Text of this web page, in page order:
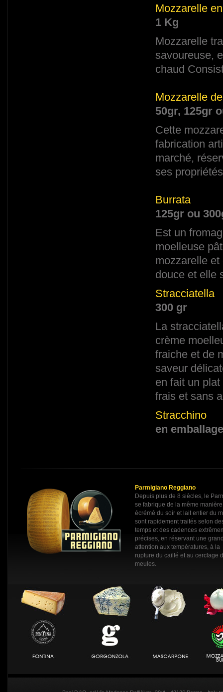
Mozzarelle
1 Kg
Mozzarelle
savoureuse,
chaud
Mozzarelle
50gr, 125gr
Cette
fabrication
marché,
ses
Burrata
125gr ou
Est un
moelleuse
mozzarelle
douce et elle
Stracciatella
300 gr
La
crème
fraiche et de
saveur
en fait un
frais et sans
Stracchino
en
Parmigiano Reggiano
Depuis plus de 8 siècles, le
se fabrique de la même
écrémé du soir et lait entier du
sont rapidement traités selon
temps et des cadences
précises, en réservant une
attention aux températures, à la
rupture du caillé et au cerclage
meules.